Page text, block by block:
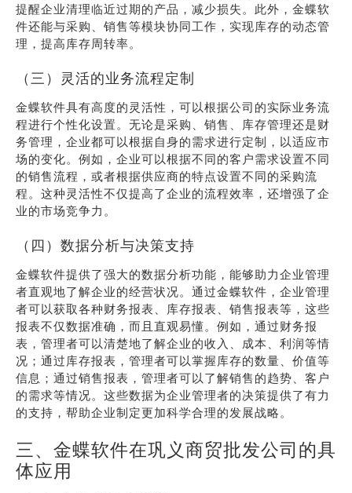
提醒企业清理临近过期的产品，减少损失。此外，金蝶软
件还能与采购、销售等模块协同工作，实现库存的动态管
理，提高库存周转率。
（三）灵活的业务流程定制
金蝶软件具有高度的灵活性，可以根据公司的实际业务流
程进行个性化设置。无论是采购、销售、库存管理还是财
务管理，企业都可以根据自身的需求进行定制，以适应市
场的变化。例如，企业可以根据不同的客户需求设置不同
的销售流程，或者根据供应商的特点设置不同的采购流
程。这种灵活性不仅提高了企业的流程效率，还增强了企
业的市场竞争力。
（四）数据分析与决策支持
金蝶软件提供了强大的数据分析功能，能够助力企业管理
者直观地了解企业的经营状况。通过金蝶软件，企业管理
者可以获取各种财务报表、库存报表、销售报表等，这些
报表不仅数据准确，而且直观易懂。例如，通过财务报
表，管理者可以清楚地了解企业的收入、成本、利润等情
况；通过库存报表，管理者可以掌握库存的数量、价值等
信息；通过销售报表，管理者可以了解销售的趋势、客户
的需求等情况。这些数据为企业管理者的决策提供了有力
的支持，帮助企业制定更加科学合理的发展战略。
三、金蝶软件在巩义商贸批发公司的具
体应用